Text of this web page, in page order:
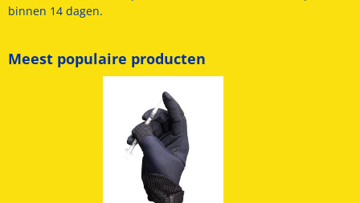
binnen 14 dagen.
Meest populaire producten